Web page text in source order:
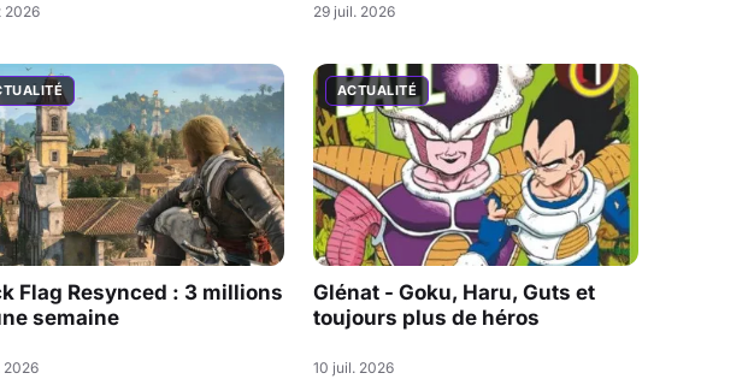
2026 29 juil. 2026
Flag Resynced : 3 millions
semaine
2026
ACTUALITÉ
Glénat - Goku, Haru, Guts et
toujours plus de héros
10 juil. 2026